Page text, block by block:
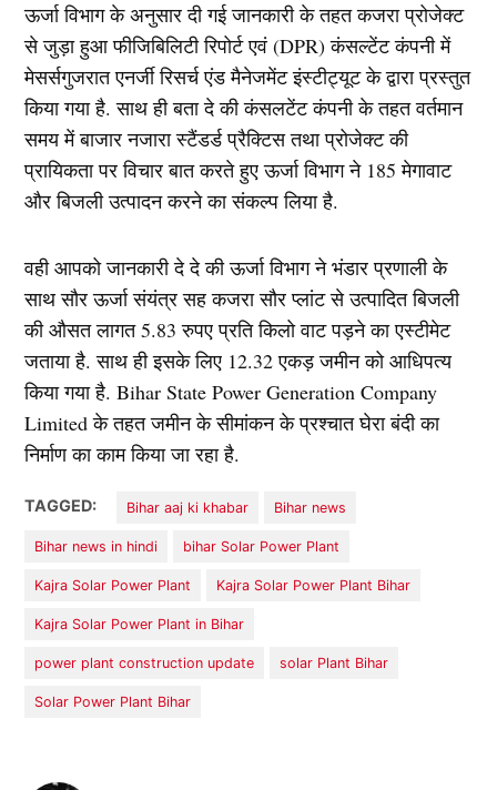
ऊर्जा विभाग के अनुसार दी गई जानकारी के तहत कजरा प्रोजेक्ट
से जुड़ा हुआ फीजिबिलिटी रिपोर्ट एवं (DPR) कंसल्टेंट कंपनी में
मेसर्सगुजरात एनर्जी रिसर्च एंड मैनेजमेंट इंस्टीट्यूट के द्वारा प्रस्तुत
किया गया है. साथ ही बता दे की कंसलटेंट कंपनी के तहत वर्तमान
समय में बाजार नजारा स्टैंडर्ड प्रैक्टिस तथा प्रोजेक्ट की
प्रायिकता पर विचार बात करते हुए ऊर्जा विभाग ने 185 मेगावाट
और बिजली उत्पादन करने का संकल्प लिया है.
वही आपको जानकारी दे दे की ऊर्जा विभाग ने भंडार प्रणाली के
साथ सौर ऊर्जा संयंत्र सह कजरा सौर प्लांट से उत्पादित बिजली
की औसत लागत 5.83 रुपए प्रति किलो वाट पड़ने का एस्टीमेट
जताया है. साथ ही इसके लिए 12.32 एकड़ जमीन को आधिपत्य
किया गया है. Bihar State Power Generation Company
Limited के तहत जमीन के सीमांकन के प्रश्चात घेरा बंदी का
निर्माण का काम किया जा रहा है.
TAGGED: Bihar aaj ki khabar Bihar news
Bihar news in hindi bihar Solar Power Plant
Kajra Solar Power Plant Kajra Solar Power Plant Bihar
Kajra Solar Power Plant in Bihar
power plant construction update solar Plant Bihar
Solar Power Plant Bihar